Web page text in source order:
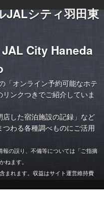
JALシティ羽田東
City Haneda
「オンライン予約可能なホテ
ンクつきでご紹介していま
店した宿泊施設の記録 」など
わる各種調べものにご活用
の誤り、不備等については「ご指摘
ます。
まれます。収益はサイト運営維持費